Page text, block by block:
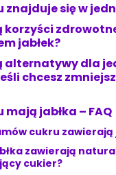
znajduje się w
korzyści
jabłek?
alternatywy dla
chcesz
mają jabłka – FAQ
cukru zawierają
zawierają
cukier?